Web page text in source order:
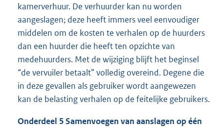
kamerverhuur. De verhuurder kan nu worden
aangeslagen; deze heeft immers veel eenvoudiger
middelen om de kosten te verhalen op de huurders
dan een huurder die heeft ten opzichte van
medehuurders. Met de wijziging blijft het beginsel
“de vervuiler betaalt” volledig overeind. Degene die
in deze gevallen als gebruiker wordt aangewezen
kan de belasting verhalen op de feitelijke gebruikers.
Onderdeel 5 Samenvoegen van aanslagen op één